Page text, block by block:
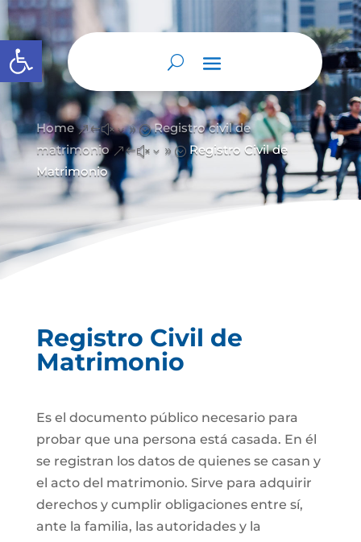
Abrir barra de herramientas
Home &#x39; Registro civil de
matrimonio &#x39; Registro Civil de
Matrimonio
Registro Civil de
Matrimonio
Es el documento público necesario para
probar que una persona está casada. En él
se registran los datos de quienes se casan y
el acto del matrimonio. Sirve para adquirir
derechos y cumplir obligaciones entre sí,
ante la familia, las autoridades y la